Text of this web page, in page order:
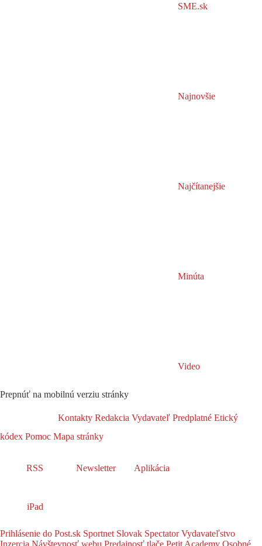
SME.sk
Najnovšie
Najčítanejšie
Minúta
Video
Prepnúť na mobilnú verziu stránky
Kontakty Redakcia Vydavateľ Predplatné Etický
kódex Pomoc Mapa stránky
RSS Newsletter Aplikácia
iPad
Prihlásenie do Post.sk Sportnet Slovak SpectatorVydavateľstvo
Inzercia Návštevnosť webu Predajnosť tlače Petit Academy Osobné